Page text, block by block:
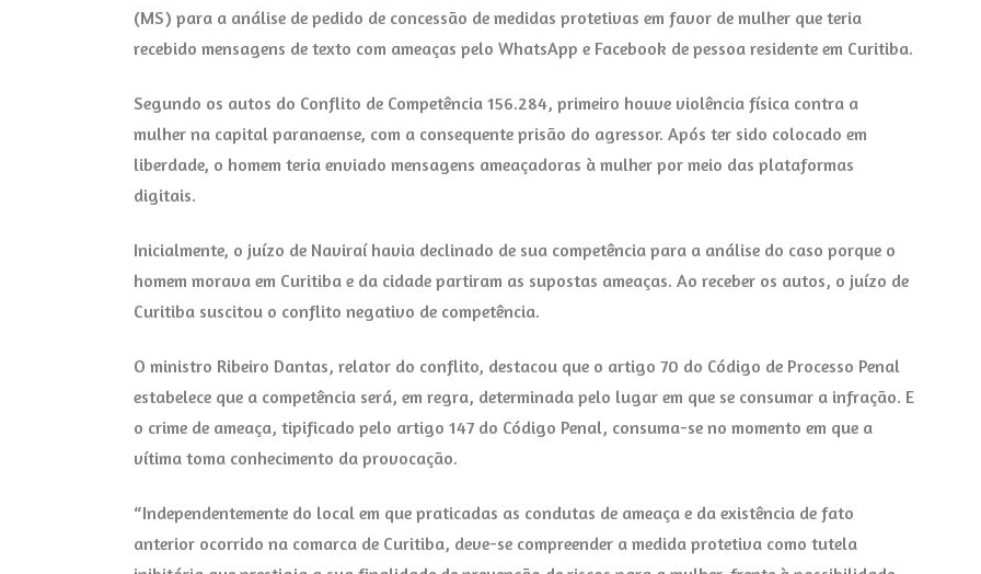
(MS) para a análise de pedido de concessão de medidas protetivas em favor de mulher que teria
recebido mensagens de texto com ameaças pelo WhatsApp e Facebook de pessoa residente em Curitiba.
Segundo os autos do Conflito de Competência 156.284, primeiro houve violência física contra a
mulher na capital paranaense, com a consequente prisão do agressor. Após ter sido colocado em
liberdade, o homem teria enviado mensagens ameaçadoras à mulher por meio das plataformas
digitais.
Inicialmente, o juízo de Naviraí havia declinado de sua competência para a análise do caso porque o
homem morava em Curitiba e da cidade partiram as supostas ameaças. Ao receber os autos, o juízo de
Curitiba suscitou o conflito negativo de competência.
O ministro Ribeiro Dantas, relator do conflito, destacou que o artigo 70 do Código de Processo Penal
estabelece que a competência será, em regra, determinada pelo lugar em que se consumar a infração. E
o crime de ameaça, tipificado pelo artigo 147 do Código Penal, consuma-se no momento em que a
vítima toma conhecimento da provocação.
“Independentemente do local em que praticadas as condutas de ameaça e da existência de fato
anterior ocorrido na comarca de Curitiba, deve-se compreender a medida protetiva como tutela